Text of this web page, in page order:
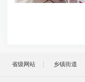
省级网站 乡镇街道